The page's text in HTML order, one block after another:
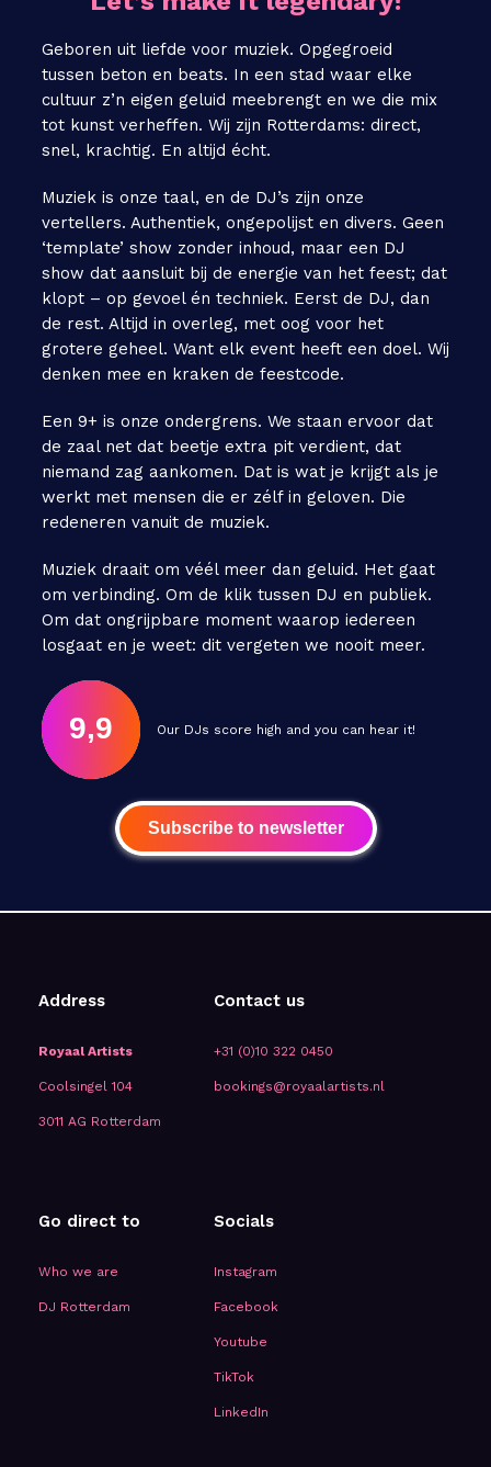
Geboren uit liefde voor muziek. Opgegroeid
tussen beton en beats. In een stad waar elke
cultuur z’n eigen geluid meebrengt en we die mix
tot kunst verheffen. Wij zijn Rotterdams: direct,
snel, krachtig. En altijd écht.
Muziek is onze taal, en de DJ’s zijn onze
vertellers. Authentiek, ongepolijst en divers. Geen
‘template’ show zonder inhoud, maar een DJ
show dat aansluit bij de energie van het feest; dat
klopt – op gevoel én techniek. Eerst de DJ, dan
de rest. Altijd in overleg, met oog voor het
grotere geheel. Want elk event heeft een doel. Wij
denken mee en kraken de feestcode.
Een 9+ is onze ondergrens. We staan ervoor dat
de zaal net dat beetje extra pit verdient, dat
niemand zag aankomen. Dat is wat je krijgt als je
werkt met mensen die er zélf in geloven. Die
redeneren vanuit de muziek.
Muziek draait om véél meer dan geluid. Het gaat
om verbinding. Om de klik tussen DJ en publiek.
Om dat ongrijpbare moment waarop iedereen
losgaat en je weet: dit vergeten we nooit meer.
9,9 Our DJs score high and you can hear it!
Subscribe to newsletter
Address
Royaal Artists
Coolsingel 104
3011 AG Rotterdam
Contact us
+31 (0)10 322 0450
bookings@royaalartists.nl
Go direct to
Who we are
DJ Rotterdam
Socials
Instagram
Facebook
Youtube
TikTok
LinkedIn